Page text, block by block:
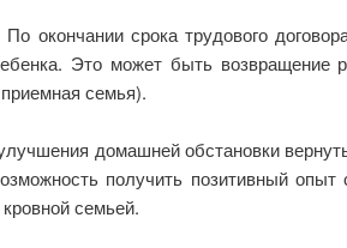
окончании срока трудового
Это может быть возвращение
семья).
домашней обстановки
получить позитивный опыт
семьей.